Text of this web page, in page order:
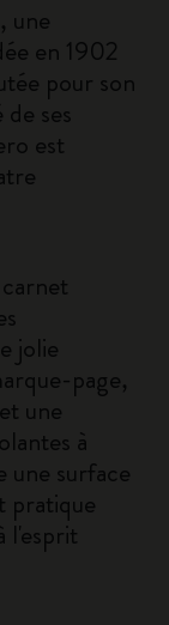
une
en 1902
pour son
ses
est
jolie
page,
une
à
une surface
pratique
l'esprit